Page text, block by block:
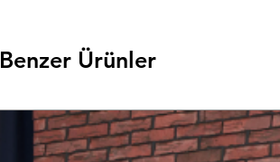
Benzer Ürünler